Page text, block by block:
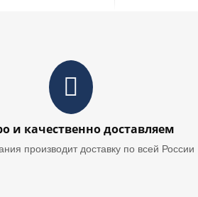
и качественно доставляем
производит доставку по всей России